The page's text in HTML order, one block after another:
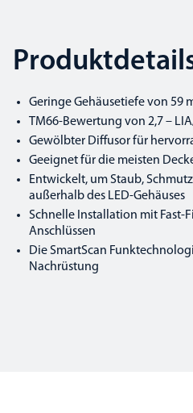
Geringe Gehäusetiefe von 59
TM66-Bewertung von 2,7 –
Gewölbter Diffusor für
Geeignet für die meisten
Entwickelt, um Staub,
außerhalb des LED-Gehäuses
Schnelle Installation mit Fast-
Anschlüssen
Die SmartScan
Nachrüstung